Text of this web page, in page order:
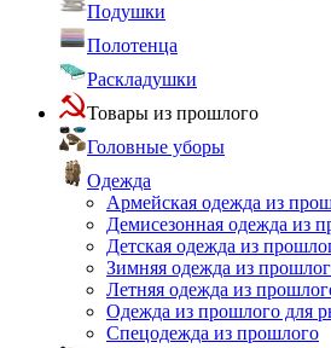
Подушки
Полотенца
Раскладушки
Товары из прошлого
Головные уборы
Одежда
Армейская одежда из
Демисезонная одежда из
Детская одежда из
Зимняя одежда из
Летняя одежда из
Одежда из прошлого для
Спецодежда из прошлого